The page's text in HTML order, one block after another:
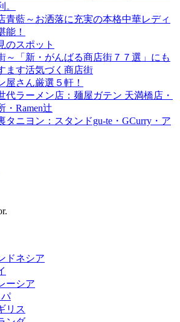
青藍～お洒落に充実の本格中華レディ
能！
のスポット
～「新・がんばる商店街７７選」にも
ます活気づく商店街
屋さん厳選５軒！
代ラーメン店：麺屋ガテン 天満橋店・
・Ramen辻
タニヨン：スタンドgu-te・GCurry・ア
ドネシア
ーシア
リス